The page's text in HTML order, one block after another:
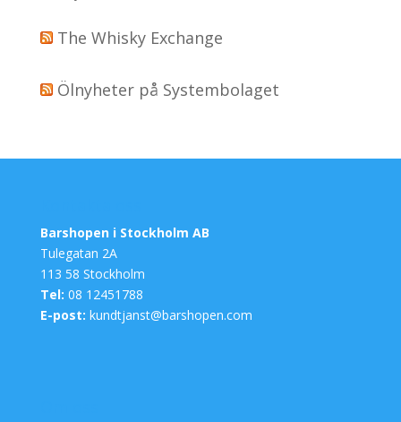
The Whisky Exchange
Ölnyheter på Systembolaget
Barshopen i Stockholm AB
Tulegatan 2A
113 58 Stockholm
Tel: 08 12451788
E-post: kundtjanst@barshopen.com